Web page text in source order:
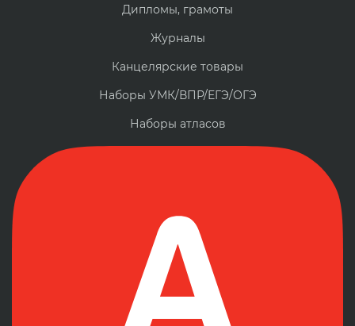
Дипломы, грамоты
Журналы
Канцелярские товары
Наборы УМК/ВПР/ЕГЭ/ОГЭ
Наборы атласов